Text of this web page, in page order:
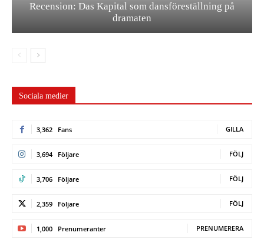
Recension: Das Kapital som dansföreställning på
dramaten
Sociala medier
3,362 Fans GILLA
3,694 Följare FÖLJ
3,706 Följare FÖLJ
2,359 Följare FÖLJ
1,000 Prenumeranter PRENUMERERA